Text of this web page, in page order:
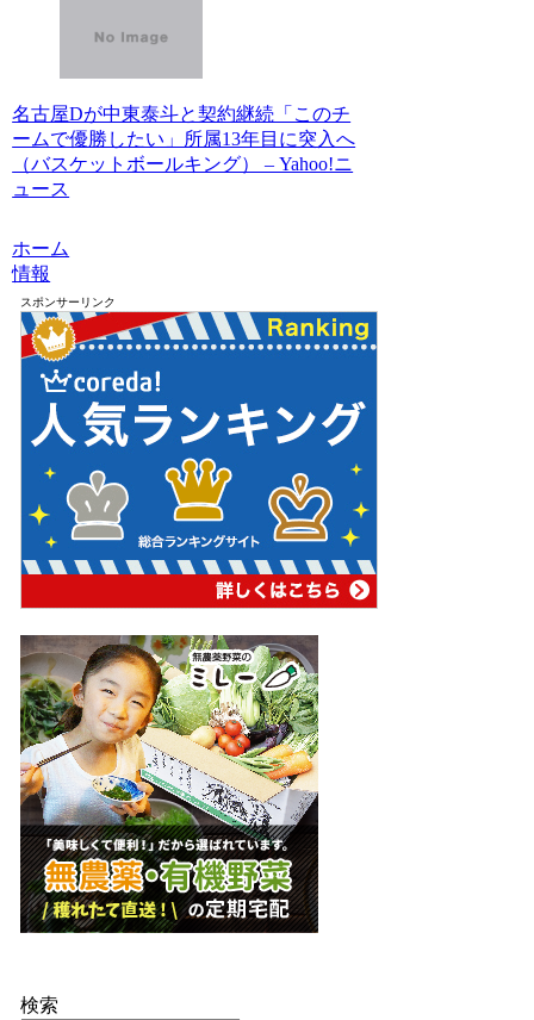
名古屋Dが中東泰斗と契約継続「このチ
ームで優勝したい」所属13年目に突入へ
（バスケットボールキング） – Yahoo!ニ
ュース
ホーム
情報
スポンサーリンク
検索